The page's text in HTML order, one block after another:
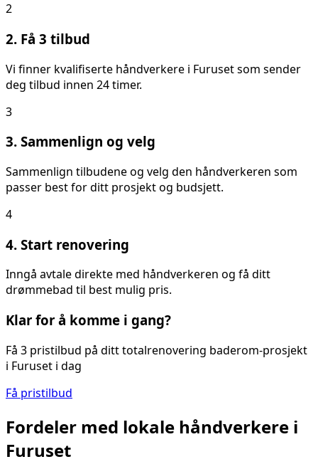
2
2. Få 3 tilbud
Vi finner kvalifiserte håndverkere i Furusetsom sender
deg tilbud innen 24 timer.
3
3. Sammenlign og velg
Sammenlign tilbudene og velg den håndverkeren som
passer best for ditt prosjekt og budsjett.
4
4. Start renovering
Inngå avtale direkte med håndverkeren og få ditt
drømmebad til best mulig pris.
Klar for å komme i gang?
Få 3 pristilbud på ditttotalrenovering baderom-prosjekt
i Furuset i dag
Få pristilbud
Fordeler med lokale håndverkere i
Furuset